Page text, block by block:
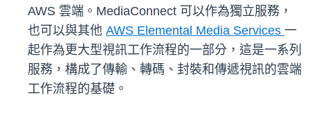
AWS 雲端。MediaConnect 可以作為獨立服務，
也可以與其他 AWS Elemental Media Services 一
起作為更大型視訊工作流程的一部分，這是一系列
服務，構成了傳輸、轉碼、封裝和傳遞視訊的雲端
工作流程的基礎。